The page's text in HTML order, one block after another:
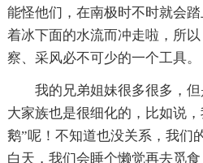
能怪他们，在南极时不时就会
着冰下面的水流而冲走啦，所
察、采风必不可少的一个工具。
我的兄弟姐妹很多很多，但
大家族也是很细化的，比如说
鹅”呢！不知道也没关系，我们
白天，我们会睡个懒觉再去觅